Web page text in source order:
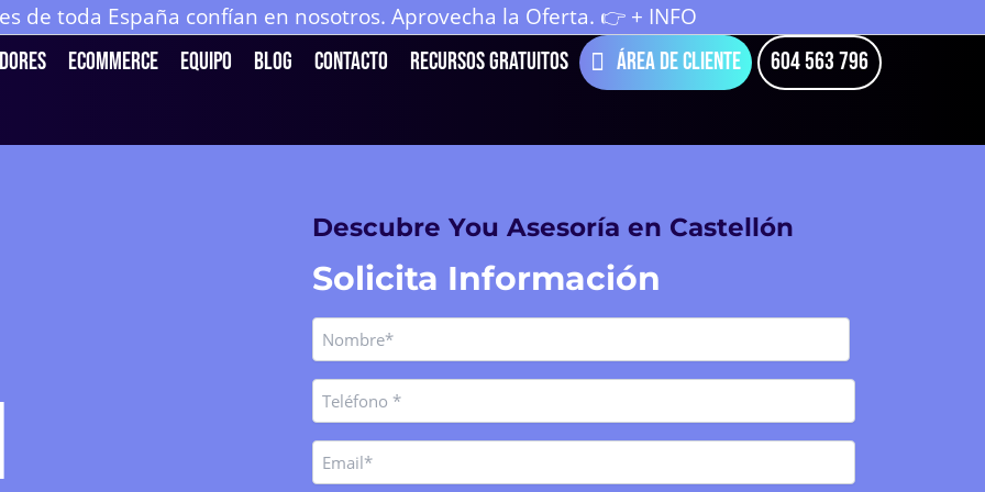
de toda España confían en nosotros. Aprovecha la Oferta. 👉 + INFO
ECOMMERCE Equipo Blog Contacto Recursos Gratuitos Área de cliente
604 563 796
Descubre You Asesoría en Castellón
Solicita Información
Nombre
(Obligatorio)
Nombre
Teléfono
(Obligatorio)
Email